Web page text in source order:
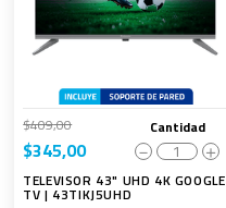
$409,00
$345,00
Cantidad
＋
－
TELEVISOR 43" UHD 4K GOOGLE
TV | 43TIKJ5UHD